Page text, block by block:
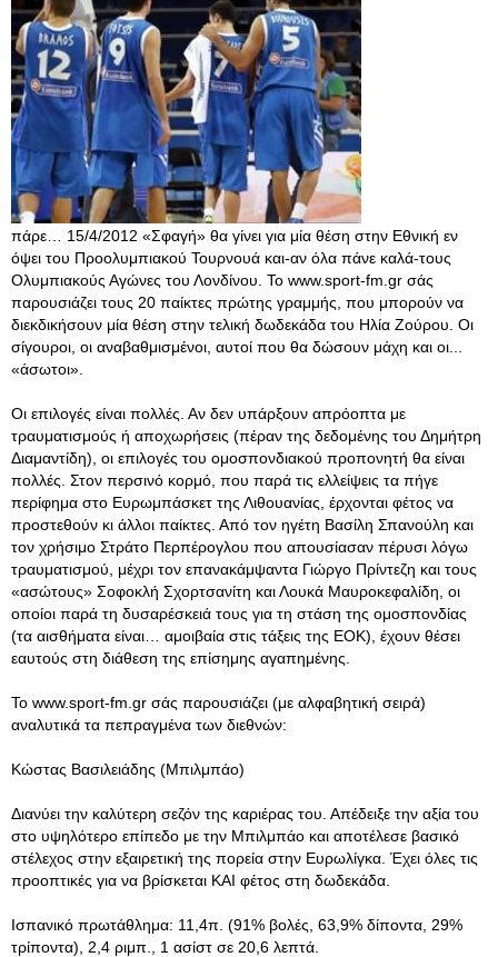
πάρε… 15/4/2012 «Σφαγή» θα γίνει για μία θέση στην Εθνική εν
όψει του Προολυμπιακού Τουρνουά και-αν όλα πάνε καλά-τους
Ολυμπιακούς Αγώνες του Λονδίνου. Το www.sport-fm.gr σάς
παρουσιάζει τους 20 παίκτες πρώτης γραμμής, που μπορούν να
διεκδικήσουν μία θέση στην τελική δωδεκάδα του Ηλία Ζούρου. Οι
σίγουροι, οι αναβαθμισμένοι, αυτοί που θα δώσουν μάχη και οι...
«άσωτοι».
Οι επιλογές είναι πολλές. Αν δεν υπάρξουν απρόοπτα με
τραυματισμούς ή αποχωρήσεις (πέραν της δεδομένης του Δημήτρη
Διαμαντίδη), οι επιλογές του ομοσπονδιακού προπονητή θα είναι
πολλές. Στον περσινό κορμό, που παρά τις ελλείψεις τα πήγε
περίφημα στο Ευρωμπάσκετ της Λιθουανίας, έρχονται φέτος να
προστεθούν κι άλλοι παίκτες. Από τον ηγέτη Βασίλη Σπανούλη και
τον χρήσιμο Στράτο Περπέρογλου που απουσίασαν πέρυσι λόγω
τραυματισμού, μέχρι τον επανακάμψαντα Γιώργο Πρίντεζη και τους
«ασώτους» Σοφοκλή Σχορτσανίτη και Λουκά Μαυροκεφαλίδη, οι
οποίοι παρά τη δυσαρέσκειά τους για τη στάση της ομοσπονδίας
(τα αισθήματα είναι… αμοιβαία στις τάξεις της ΕΟΚ), έχουν θέσει
εαυτούς στη διάθεση της επίσημης αγαπημένης.
Το www.sport-fm.gr σάς παρουσιάζει (με αλφαβητική σειρά)
αναλυτικά τα πεπραγμένα των διεθνών:
Κώστας Βασιλειάδης (Μπιλμπάο)
Διανύει την καλύτερη σεζόν της καριέρας του. Απέδειξε την αξία του
στο υψηλότερο επίπεδο με την Μπιλμπάο και αποτέλεσε βασικό
στέλεχος στην εξαιρετική της πορεία στην Ευρωλίγκα. Έχει όλες τις
προοπτικές για να βρίσκεται ΚΑΙ φέτος στη δωδεκάδα.
Ισπανικό πρωτάθλημα: 11,4π. (91% βολές, 63,9% δίποντα, 29%
τρίποντα), 2,4 ριμπ., 1 ασίστ σε 20,6 λεπτά.